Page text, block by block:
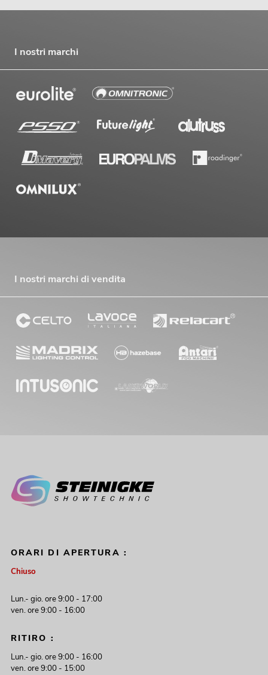
I nostri marchi
I nostri marchi di vendita
ORARI DI APERTURA :
Chiuso
Lun.- gio. ore 9:00 - 17:00
ven. ore 9:00 - 16:00
RITIRO :
Lun.- gio. ore 9:00 - 16:00
ven. ore 9:00 - 15:00